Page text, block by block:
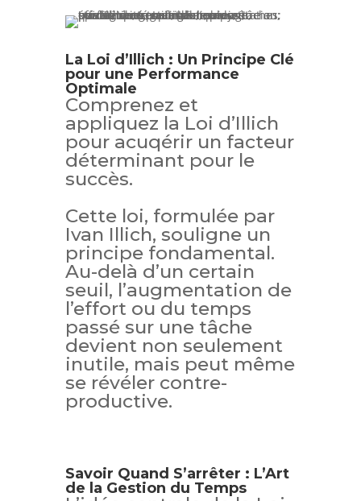
La Loi d’Illich : Un Principe Clé
pour une Performance
Optimale
Comprenez et
appliquez la Loi d’Illich
pour acuqérir un facteur
déterminant pour le
succès.
Cette loi, formulée par
Ivan Illich, souligne un
principe fondamental.
Au-delà d’un certain
seuil, l’augmentation de
l’effort ou du temps
passé sur une tâche
devient non seulement
inutile, mais peut même
se révéler contre-
productive.
Savoir Quand S’arrêter : L’Art
de la Gestion du Temps